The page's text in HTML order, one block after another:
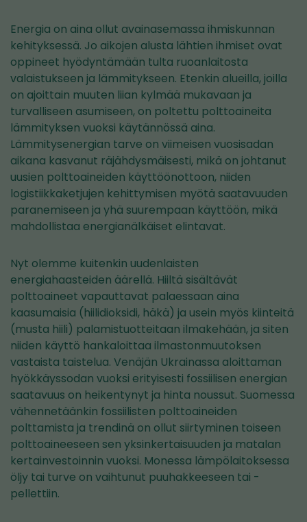
Energia on aina ollut avainasemassa ihmiskunnan
kehityksessä. Jo aikojen alusta lähtien ihmiset ovat
oppineet hyödyntämään tulta ruoanlaitosta
valaistukseen ja lämmitykseen. Etenkin alueilla, joilla
on ajoittain muuten liian kylmää mukavaan ja
turvalliseen asumiseen, on poltettu polttoaineita
lämmityksen vuoksi käytännössä aina.
Lämmitysenergian tarve on viimeisen vuosisadan
aikana kasvanut räjähdysmäisesti, mikä on johtanut
uusien polttoaineiden käyttöönottoon, niiden
logistiikkaketjujen kehittymisen myötä saatavuuden
paranemiseen ja yhä suurempaan käyttöön, mikä
mahdollistaa energianälkäiset elintavat.
Nyt olemme kuitenkin uudenlaisten
energiahaasteiden äärellä. Hiiltä sisältävät
polttoaineet vapauttavat palaessaan aina
kaasumaisia (hiilidioksidi, häkä) ja usein myös kiinteitä
(musta hiili) palamistuotteitaan ilmakehään, ja siten
niiden käyttö hankaloittaa ilmastonmuutoksen
vastaista taistelua. Venäjän Ukrainassa aloittaman
hyökkäyssodan vuoksi erityisesti fossiilisen energian
saatavuus on heikentynyt ja hinta noussut. Suomessa
vähennetäänkin fossiilisten polttoaineiden
polttamista ja trendinä on ollut siirtyminen toiseen
polttoaineeseen sen yksinkertaisuuden ja matalan
kertainvestoinnin vuoksi. Monessa lämpölaitoksessa
öljy tai turve on vaihtunut puuhakkeeseen tai -
pellettiin.